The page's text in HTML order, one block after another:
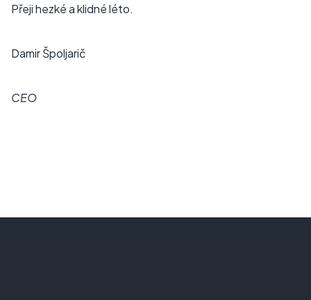
Přeji hezké a klidné léto.
Damir Špoljarič
CEO